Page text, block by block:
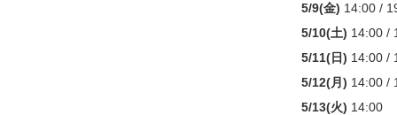
5/9(金) 14:00 /
5/10(土) 14:00 /
5/11(日) 14:00 /
5/12(月) 14:00 /
5/13(火) 14:00